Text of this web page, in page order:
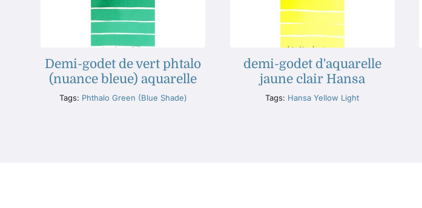
Demi-godet de vert phtalo
(nuance bleue) aquarelle
Tags: Phthalo Green (Blue Shade)
demi-godet d'aquarelle
jaune clair Hansa
Tags: Hansa Yellow Light